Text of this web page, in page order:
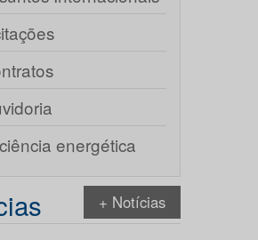
energética
+ Notícias